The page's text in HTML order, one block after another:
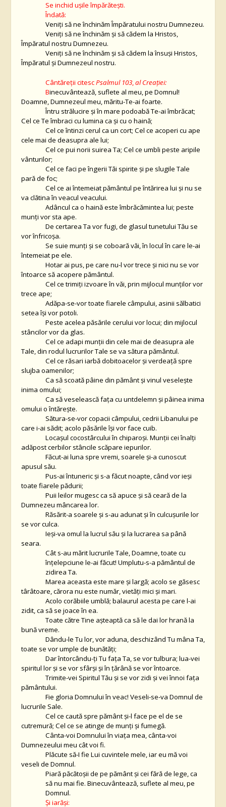
Se inchid uşile împărăteşti.
Îndată:
Veniţi să ne închinăm Împăratului nostru Dumnezeu.
Veniţi să ne închinăm şi să cădem la Hristos,
Împăratul nostru Dumnezeu.
Veniţi să ne închinăm şi să cădem la însuşi Hristos,
Împăratul şi Dumnezeul nostru.
Cântăreții citescPsalmul 103,al Creației:
Binecuvântează, suflete al meu, pe Domnul!
Doamne, Dumnezeul meu, măritu-Te-ai foarte.
Întru strălucire şi în mare podoabă Te-ai îmbrăcat;
Cel ce Te îmbraci cu lumina ca şi cu o haină;
Cel ce întinzi cerul ca un cort; Cel ce acoperi cu ape
cele mai de deasupra ale lui;
Cel ce pui norii suirea Ta; Cel ce umbli peste aripile
vânturilor;
Cel ce faci pe îngerii Tăi spirite şi pe slugile Tale
pară de foc;
Cel ce ai întemeiat pământul pe întărirea lui şi nu se
va clătina în veacul veacului.
Adâncul ca o haină este îmbrăcămintea lui; peste
munţi vor sta ape.
De certarea Ta vor fugi, de glasul tunetului Tău se
vor înfricoşa.
Se suie munţi şi se coboară văi, în locul în care le-ai
întemeiat pe ele.
Hotar ai pus, pe care nu-l vor trece şi nici nu se vor
întoarce să acopere pământul.
Cel ce trimiţi izvoare în văi, prin mijlocul munţilor vor
trece ape;
Adăpa-se-vor toate fiarele câmpului, asinii sălbatici
setea îşi vor potoli.
Peste acelea păsările cerului vor locui; din mijlocul
stâncilor vor da glas.
Cel ce adapi munţii din cele mai de deasupra ale
Tale, din rodul lucrurilor Tale se va sătura pământul.
Cel ce răsari iarbă dobitoacelor şi verdeaţă spre
slujba oamenilor;
Ca să scoată pâine din pământ şi vinul veseleşte
inima omului;
Ca să veselească faţa cu untdelemn şi pâinea inima
omului o întăreşte.
Sătura-se-vor copacii câmpului, cedrii Libanului pe
care i-ai sădit; acolo păsările îşi vor face cuib.
Locaşul cocostârcului în chiparoşi. Munţii cei înalţi
adăpost cerbilor stâncile scăpare iepurilor.
Făcut-ai luna spre vremi, soarele şi-a cunoscut
apusul său.
Pus-ai întuneric şi s-a făcut noapte, când vor ieşi
toate fiarele pădurii;
Puii leilor mugesc ca să apuce şi să ceară de la
Dumnezeu mâncarea lor.
Răsărit-a soarele şi s-au adunat şi în culcuşurile lor
se vor culca.
Ieşi-va omul la lucrul său şi la lucrarea sa până
seara.
Cât s-au mărit lucrurile Tale, Doamne, toate cu
înţelepciune le-ai făcut! Umplutu-s-a pământul de
zidirea Ta.
Marea aceasta este mare şi largă; acolo se găsesc
târâtoare, cărora nu este număr, vietăţi mici şi mari.
Acolo corăbiile umblă; balaurul acesta pe care l-ai
zidit, ca să se joace în ea.
Toate către Tine aşteaptă ca să le dai lor hrană la
bună vreme.
Dându-le Tu lor, vor aduna, deschizând Tu mâna Ta,
toate se vor umple de bunătăţi;
Dar întorcându-ţi Tu faţa Ta, se vor tulbura; lua-vei
spiritul lor şi se vor sfârşi şi în ţărână se vor întoarce.
Trimite-vei Spiritul Tău şi se vor zidi şi vei înnoi faţa
pământului.
Fie gloria Domnului în veac! Veseli-se-va Domnul de
lucrurile Sale.
Cel ce caută spre pământ şi-l face pe el de se
cutremură; Cel ce se atinge de munţi şi fumegă.
Cânta-voi Domnului în viaţa mea, cânta-voi
Dumnezeului meu cât voi fi.
Plăcute să-I fie Lui cuvintele mele, iar eu mă voi
veseli de Domnul.
Piară păcătoşii de pe pământ şi cei fără de lege, ca
să nu mai fie. Binecuvântează, suflete al meu, pe
Domnul.
Și iarăși: